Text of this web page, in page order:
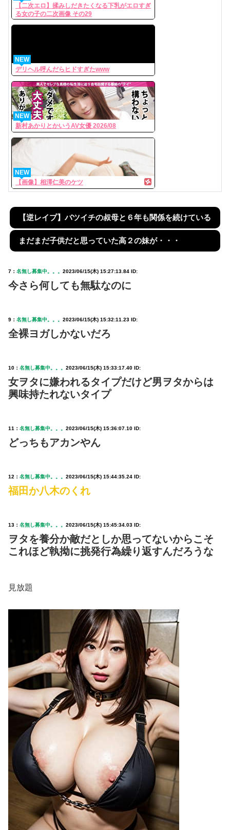
【二次エロ】揉みしだきたくなる下乳がエロすぎ
る女の子の二次画像 その29
デリヘル呼んだらヒドすぎたwww
NEW
新村あかりとかいうAV女優 2026/08
NEW
【画像】相澤仁美のケツ
NEW
【逆レイプ】バツイチの叔母と６年も関係を続けている
まだまだ子供だと思っていた高２の妹が・・・
7： 名無し募集中。。。 2023/06/15(木) 15:27:13.84 ID:
今さら何しても無駄なのに
9： 名無し募集中。。。 2023/06/15(木) 15:32:11.23 ID:
全裸ヨガしかないだろ
10： 名無し募集中。。。 2023/06/15(木) 15:33:17.40 ID:
女ヲタに嫌われるタイプだけど男ヲタからは
興味持たれないタイプ
11： 名無し募集中。。。 2023/06/15(木) 15:36:07.10 ID:
どっちもアカンやん
12： 名無し募集中。。。 2023/06/15(木) 15:44:35.24 ID:
福田か八木のくれ
13： 名無し募集中。。。 2023/06/15(木) 15:45:34.03 ID:
ヲタを養分か敵だとしか思ってないからこそ
これほど執拗に挑発行為繰り返すんだろうな
見放題